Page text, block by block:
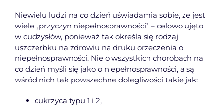
Niewielu ludzi na co dzień uświadamia sobie, że jest
wiele „przyczyn niepełnosprawności” – celowo ujęto
w cudzysłów, ponieważ tak określa się rodzaj
uszczerbku na zdrowiu na druku orzeczenia o
niepełnosprawności. Nie o wszystkich chorobach na
co dzień myśli się jako o niepełnosprawności, a są
wśród nich tak powszechne dolegliwości takie jak:
cukrzyca typu 1 i 2,